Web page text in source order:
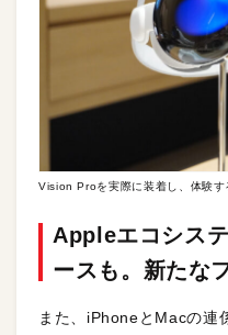
Vision Proを実際に装着し、体験す
Appleエコシス
ースも。新たな
また、iPhoneとMacの連